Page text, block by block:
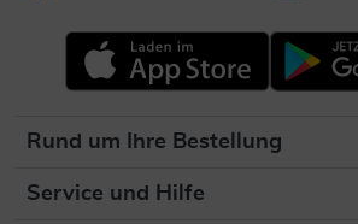
Rund um Ihre Bestellung
Service und Hilfe